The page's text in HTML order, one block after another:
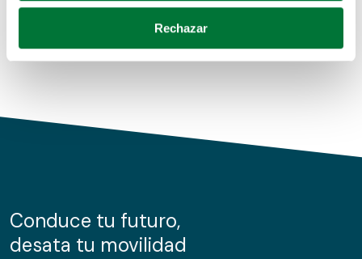
para buscar características específicas (huellas
Obtenga más información sobre cómo se procesan sus
de cookies.
información sobre el uso que haga del sitio web con
nuestros partners de redes sociales, publicidad y análisis
Rechazar
Conduce tu futuro,
desata tu movilidad